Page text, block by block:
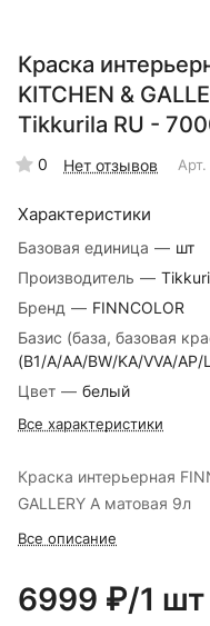
Краска
KITCHEN &
Tikkurila RU -
0 Нет отзывов Арт.
Характеристики
Базовая единица — шт
Производитель —
Бренд — FINNCOLOR
Базис (база, базовая
(B1/A/AA/BW/KA/VVA/AP/
Цвет — белый
Все характеристики
Краска интерьерная
GALLERY A матовая 9л
Все описание
6999 ₽/1 шт